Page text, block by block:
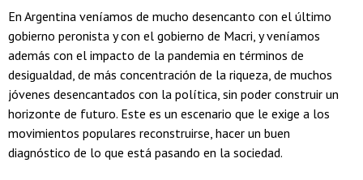
En Argentina veníamos de mucho desencanto con el último
gobierno peronista y con el gobierno de Macri, y veníamos
además con el impacto de la pandemia en términos de
desigualdad, de más concentración de la riqueza, de muchos
jóvenes desencantados con la política, sin poder construir un
horizonte de futuro. Este es un escenario que le exige a los
movimientos populares reconstruirse, hacer un buen
diagnóstico de lo que está pasando en la sociedad.